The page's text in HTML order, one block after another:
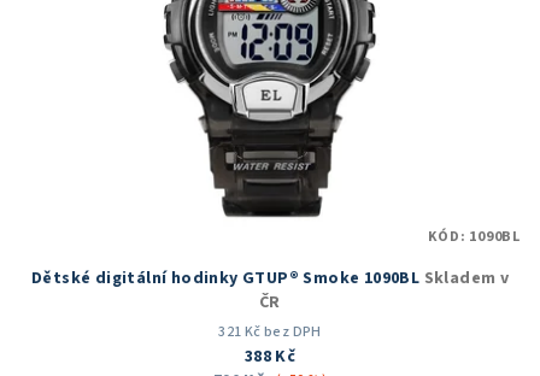
Dětské digitální hodinky GTUP® Smoke 1090BL Skladem v
ČR
321 Kč bez DPH
388 Kč
KÓD: 1090BL